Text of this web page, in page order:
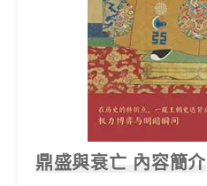
鼎盛與衰亡 內容簡介